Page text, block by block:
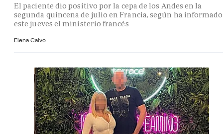
El paciente dio positivo por la cepa de los Andes en la
segunda quincena de julio en Francia, según ha informado
este jueves el ministerio francés
Elena Calvo